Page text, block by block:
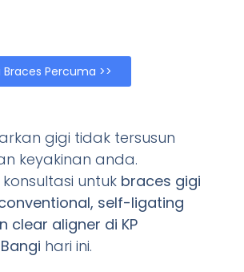
Percuma >>
gigi tidak tersusun
keyakinan anda.
untuk braces gigi
self-ligating
clear aligner di KP
hari ini.